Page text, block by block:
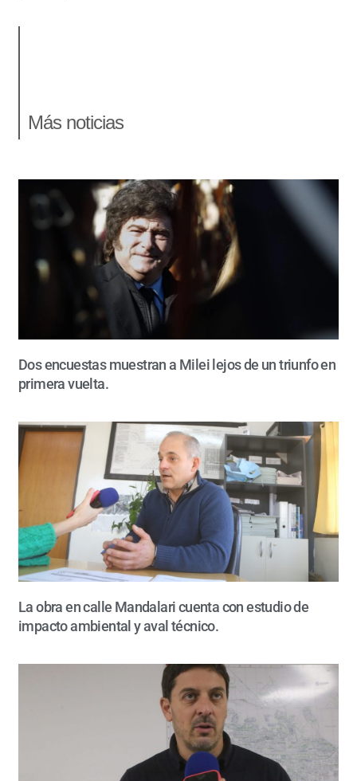
Más noticias
Dos encuestas muestran a Milei lejos de un triunfo en
primera vuelta.
La obra en calle Mandalari cuenta con estudio de
impacto ambiental y aval técnico.